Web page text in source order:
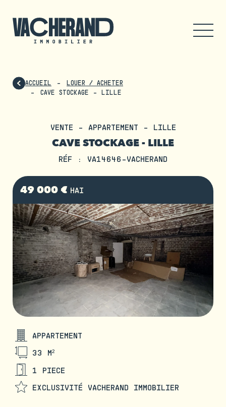
ACCUEIL
LOUER / ACHETER
CAVE STOCKAGE - LILLE
VENTE - APPARTEMENT - LILLE
CAVE STOCKAGE - LILLE
RÉF : VA14646-VACHERAND
49 000 € HAI
APPARTEMENT
33 M²
1 PIECE
EXCLUSIVITÉ VACHERAND IMMOBILIER